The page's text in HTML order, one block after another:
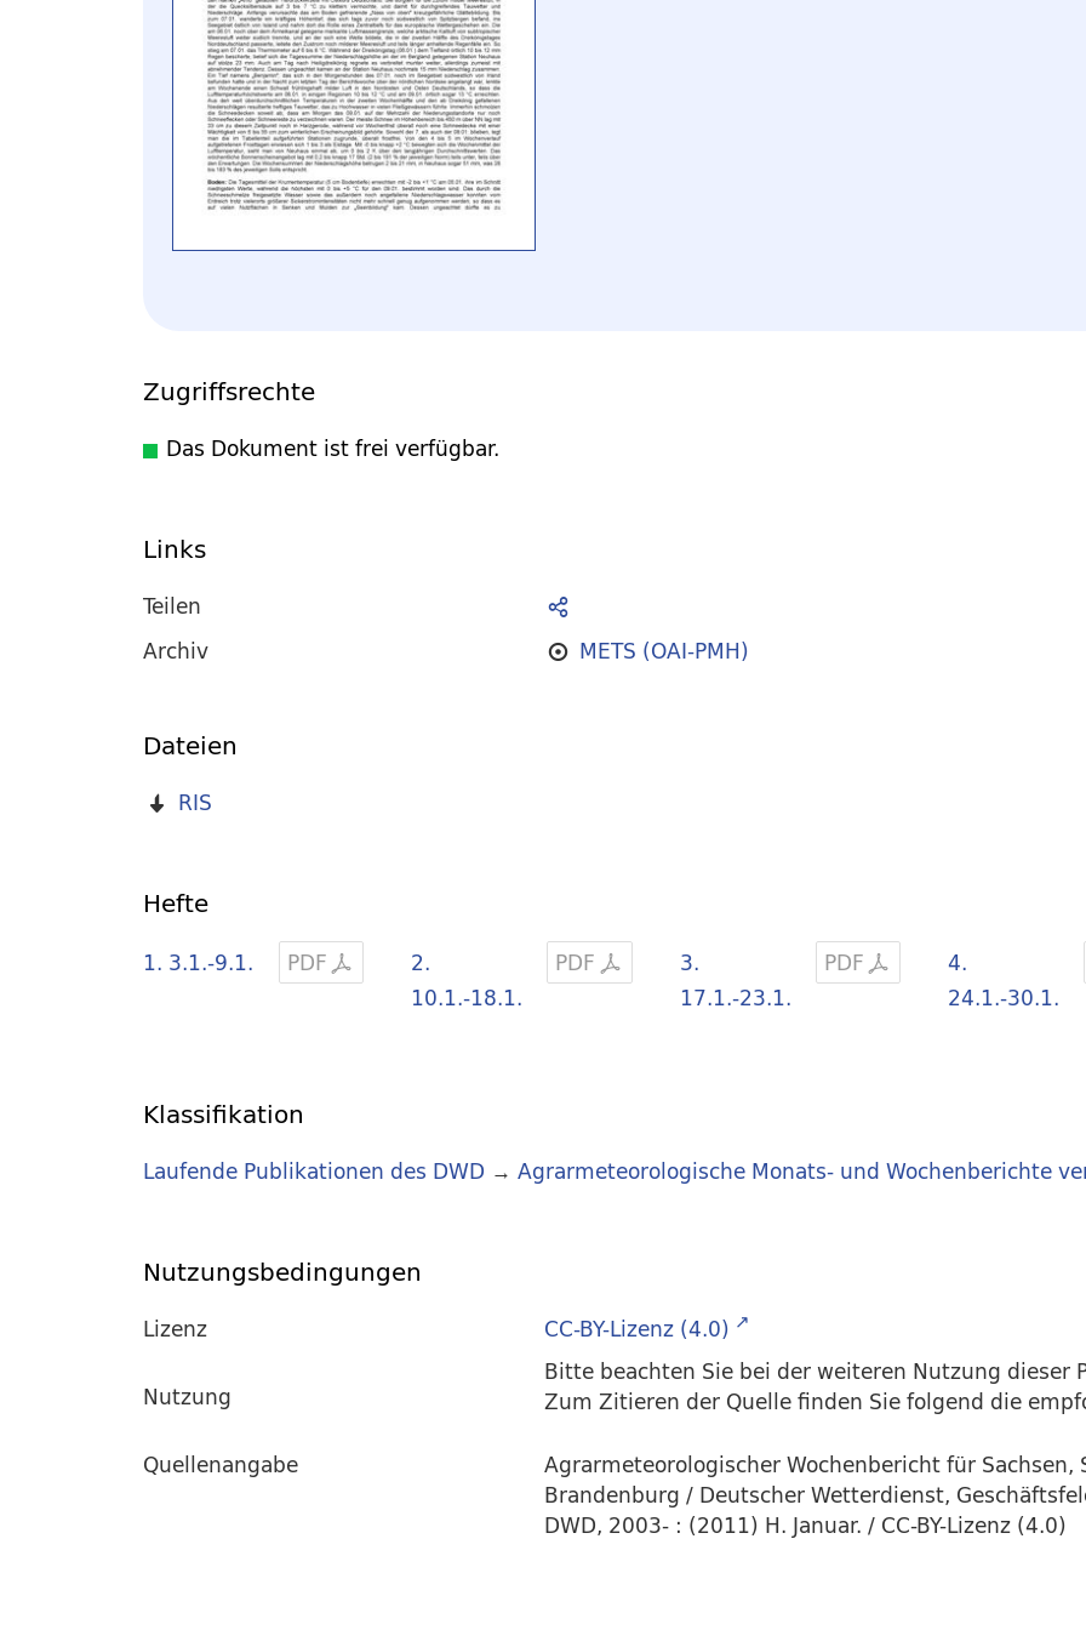
Zugriffsrechte
Das Dokument ist frei verfügbar.
Links
Teilen
Archiv
METS (OAI-PMH)
Dateien
RIS
Hefte
PDF
1. 3.1.-9.1. PDF
2.
10.1.-18.1.
PDF
3.
17.1.-23.1.
4.
24.1.-30.1.
Klassifikation
Laufende Publikationen des DWD → Agrarmeteorologische Monats- und Wochenberichte
Nutzungsbedingungen
Lizenz
CC-BY-Lizenz (4.0)
Nutzung
Bitte beachten Sie bei der weiteren Nutzung
Zum Zitieren der Quelle finden Sie folgend die
Quellenangabe
Agrarmeteorologischer Wochenbericht für
Brandenburg / Deutscher Wetterdienst,
DWD, 2003- : (2011) H. Januar. / CC-BY-Lizenz (4.0)